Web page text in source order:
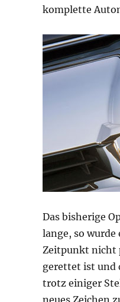
komplette
Das bisherige
lange, so wurde
Zeitpunkt nicht
gerettet ist und
trotz einiger